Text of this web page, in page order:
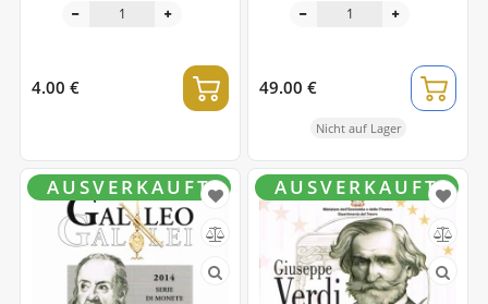
4.00 € 49.00 €
Nicht auf Lager
AUSVERKAUFT AUSVERKAUFT